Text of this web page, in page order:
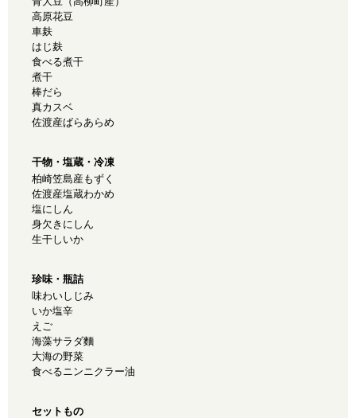
高原花豆
車麸
はじ麸
食べる煮干
煮干
棒だら
真カスベ
佐渡産ばらあらめ
干物・塩蔵・冷凍
柏崎笠島産もずく
佐渡産塩蔵わかめ
塩にしん
身欠きにしん
生干しいか
珍味・瓶詰
味わいしじみ
いか塩辛
えご
海藻サラダ麵
大海の野菜
食べるニンニクラー油
セットもの